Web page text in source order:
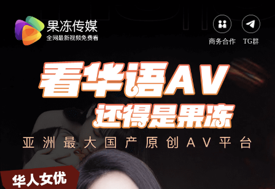
商务合作 TG群